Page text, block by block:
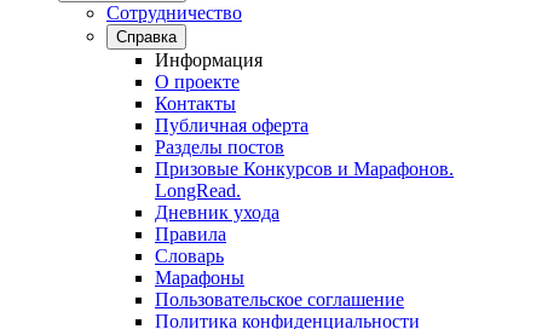
Сотрудничество
Справка
Информация
О проекте
Контакты
Публичная оферта
Разделы постов
Призовые Конкурсов и Марафонов.
LongRead.
Дневник ухода
Правила
Словарь
Марафоны
Пользовательское соглашение
Политика конфиденциальности